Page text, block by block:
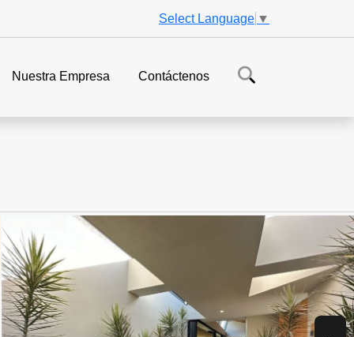
Select Language ▼
Nuestra Empresa Contáctenos